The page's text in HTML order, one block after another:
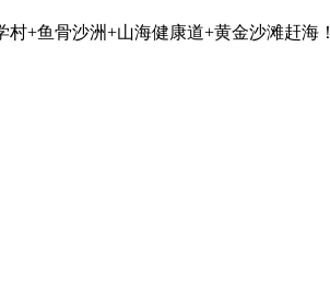
+鱼骨沙洲+山海健康道+黄金沙滩赶海！